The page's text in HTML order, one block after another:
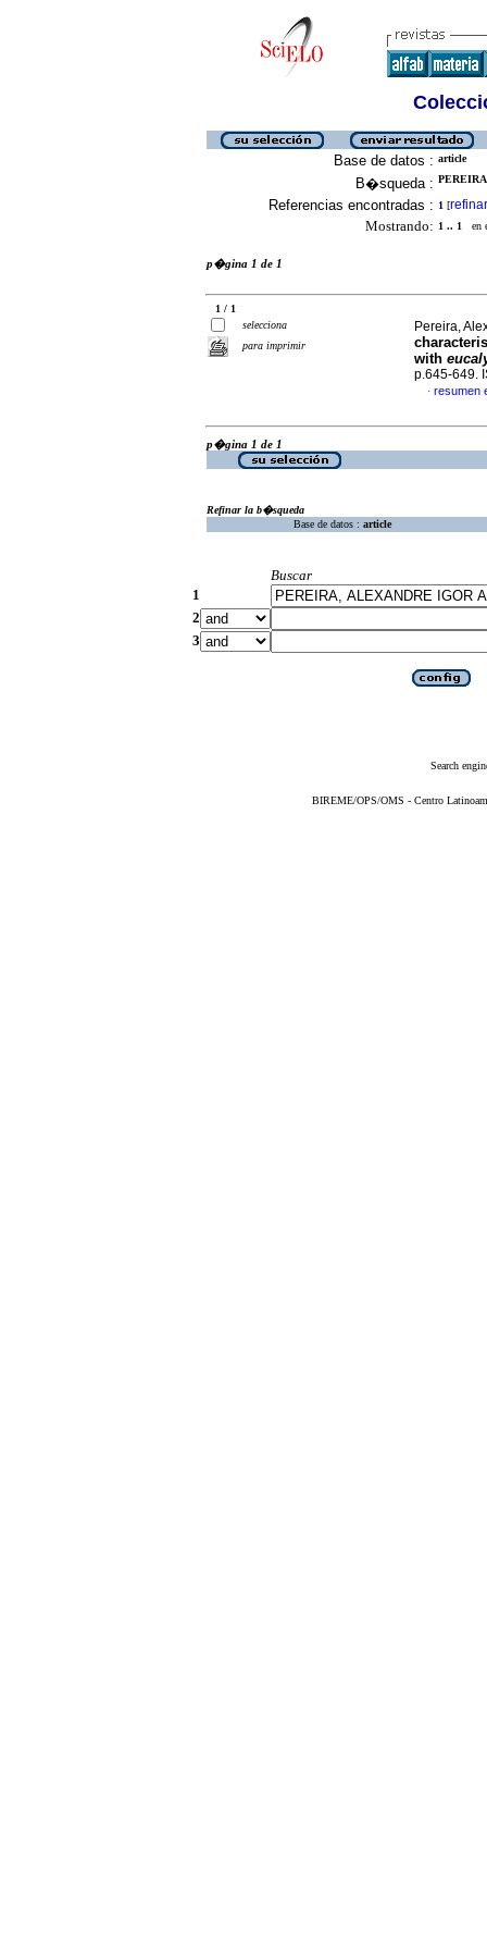
Base de datos : article
B�squeda :
Referencias encontradas : 1 [refinar
Mostrando: 1 .. 1 en
p�gina 1 de 1
1 / 1
selecciona
para imprimir
Pereira,
with
p.645-649.
· resumen
p�gina 1 de 1
Refinar la b�squeda
Base de datos : article
Buscar
1
2
3
Search
BIREME/OPS/OMS - Centro